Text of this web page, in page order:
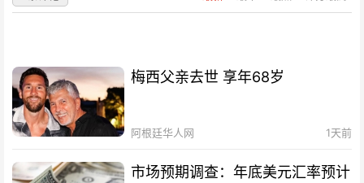
梅西父亲去世 享年68岁
阿根廷华人网 1天前
市场预期调查：年底美元汇率预计